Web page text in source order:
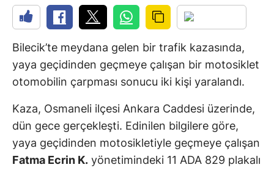
Bilecik’te meydana gelen bir trafik kazasında,
yaya geçidinden geçmeye çalışan bir motosiklet
otomobilin çarpması sonucu iki kişi yaralandı.
Kaza, Osmaneli ilçesi Ankara Caddesi üzerinde,
dün gece gerçekleşti. Edinilen bilgilere göre,
yaya geçidinden motosikletiyle geçmeye çalışan
Fatma Ecrin K. yönetimindeki 11 ADA 829 plakalı